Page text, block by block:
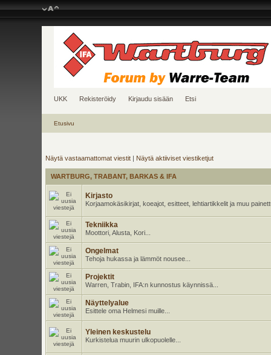
UKK Rekisteröidy Kirjaudu sisään Etsi
Etusivu
Näytä vastaamattomat viestit| Näytä aktiiviset viestiketjut
WARTBURG, TRABANT, BARKAS & IFA
Kirjasto
Korjaamokäsikirjat, koeajot, esitteet, lehtiartikkelit ja muu
Tekniikka
Moottori, Alusta, Kori...
Ongelmat
Tehoja hukassa ja lämmöt nousee...
Projektit
Warren, Trabin, IFA:n kunnostus käynnissä...
Näyttelyalue
Esittele oma Helmesi muille...
Yleinen keskustelu
Kurkistelua muurin ulkopuolelle...